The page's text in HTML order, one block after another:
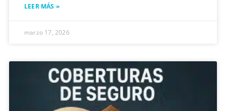
LEER MÁS »
marzo 17, 2026